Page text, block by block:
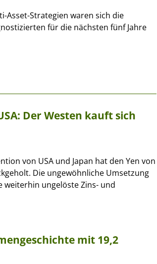
Asset-Strategien waren sich die
für die nächsten fünf Jahre
Der Westen kauft sich
von USA und Japan hat den Yen von
Die ungewöhnliche Umsetzung
weiterhin ungelöste Zins- und
mit 19,2